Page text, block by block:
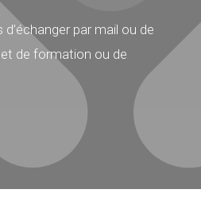
par mail ou de
de formation ou de